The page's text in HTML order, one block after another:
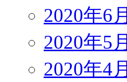
2020年6月
2020年5月
2020年4月